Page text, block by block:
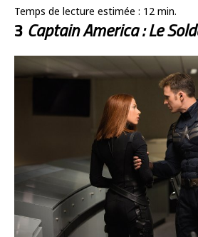
Temps de lecture estimée : 12 min.
3 Captain America : Le